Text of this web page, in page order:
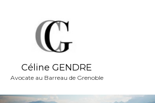
n
Céline GENDRE
Avocate au Barreau de Grenoble